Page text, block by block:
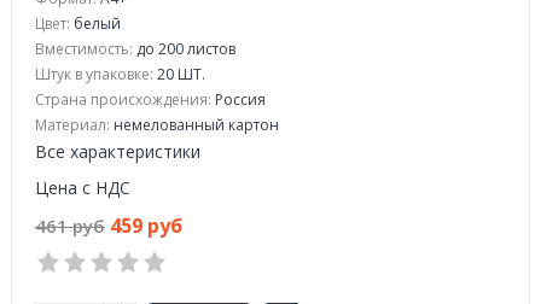
Цвет: белый
Вместимость: до 200 листов
Штук в упаковке: 20 ШТ.
Страна происхождения: Россия
Материал: немелованный картон
Все характеристики
Цена с НДС
461 руб 459 руб